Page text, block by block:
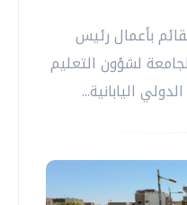
بأعمال رئيس
لشؤون التعليم
اليابانية...